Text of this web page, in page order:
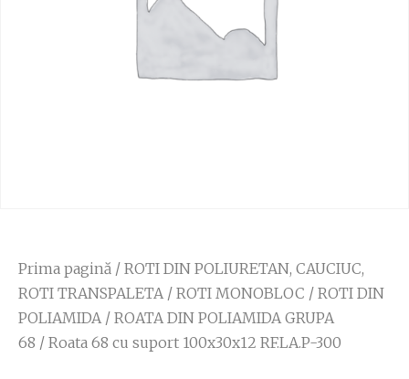
Prima pagină / ROTI DIN POLIURETAN, CAUCIUC,
ROTI TRANSPALETA/ ROTI MONOBLOC / ROTI DIN
POLIAMIDA/ ROATA DIN POLIAMIDA GRUPA
68 / Roata 68 cu suport 100x30x12 RF.LA.P-300